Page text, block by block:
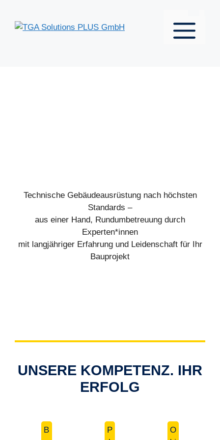
springen
MENÜ
Technische Gebäudeausrüstung nach höchsten
Standards –
aus einer Hand, Rundumbetreuung durch
Experten*innen
mit langjähriger Erfahrung und Leidenschaft für Ihr
Bauprojekt
UNSERE KOMPETENZ. IHR
ERFOLG
B
P
O